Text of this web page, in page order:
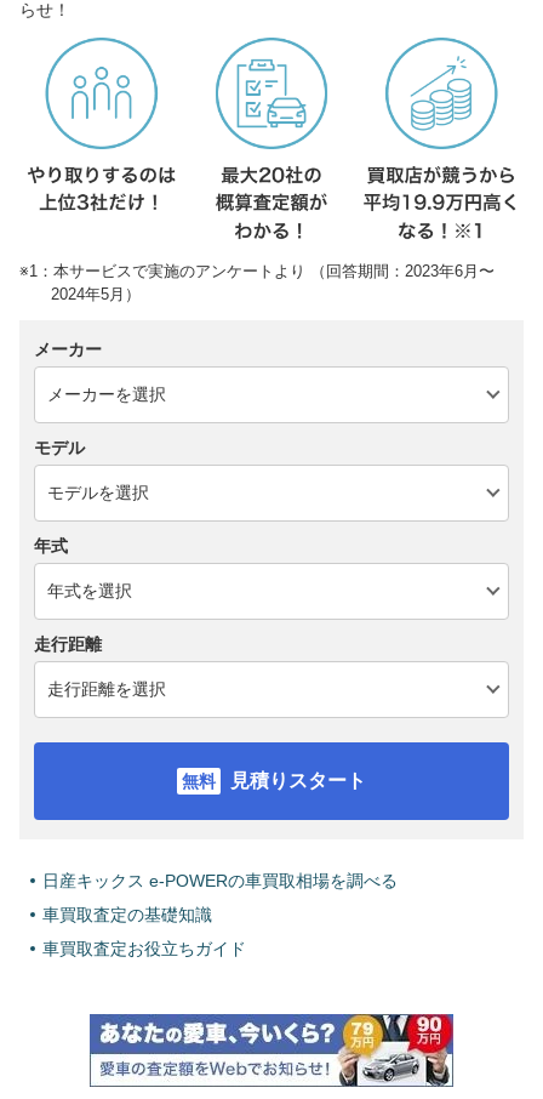
らせ！
※1：本サービスで実施のアンケートより （回答期間：2023年6月〜
2024年5月）
メーカー
モデル
年式
走行距離
見積りスタート
日産キックス e-POWERの車買取相場を調べる
車買取査定の基礎知識
車買取査定お役立ちガイド